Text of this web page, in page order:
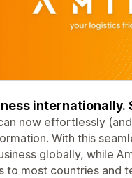
now effortlessly
With this
globally, while
to most countries and